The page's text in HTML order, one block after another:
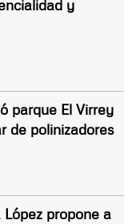
y
parque El Virrey
de polinizadores
propone a